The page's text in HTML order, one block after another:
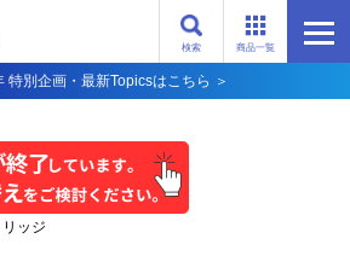
商品一覧
検索
特別企画・最新Topicsはこちら ＞
ッジ